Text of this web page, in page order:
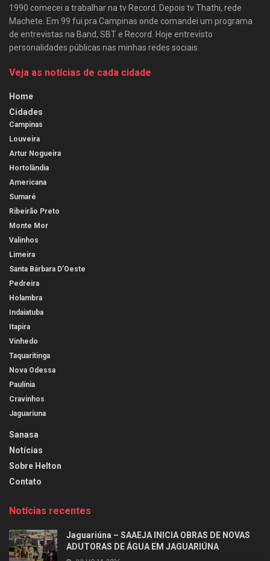
1990 comecei a trabalhar na tv Record. Depois tv Thathi, rede
Machete. Em 99 fui pra Campinas onde comandei um programa
de entrevistas na Band, SBT e Record. Hoje entrevisto
personalidades públicas nas minhas redes sociais.
Veja as notícias de cada cidade
Home
Cidades
Campinas
Louveira
Artur Nogueira
Hortolândia
Americana
Sumaré
Ribeirão Preto
Monte Mor
Valinhos
Limeira
Santa Bárbara D’Oeste
Pedreira
Holambra
Indaiatuba
Itapira
Vinhedo
Taquaritinga
Nova Odessa
Paulínia
Cravinhos
Jaguariuna
Sanasa
Notícias
Sobre Helton
Contato
Notícias recentes
Jaguariúna – SAAEJA INICIA OBRAS DE NOVAS
ADUTORAS DE ÁGUA EM JAGUARIÚNA